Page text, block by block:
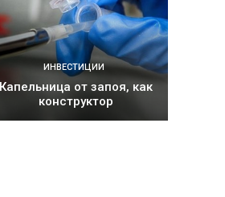
ИНВЕСТИЦИИ
Капельница от запоя, как
конструктор